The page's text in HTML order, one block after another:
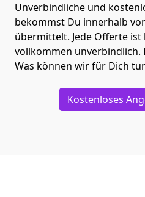
Unverbindliche und
bekommst Du innerhalb
übermittelt. Jede Offerte
vollkommen unverbindlich.
Was können wir für Dich
Kostenloses